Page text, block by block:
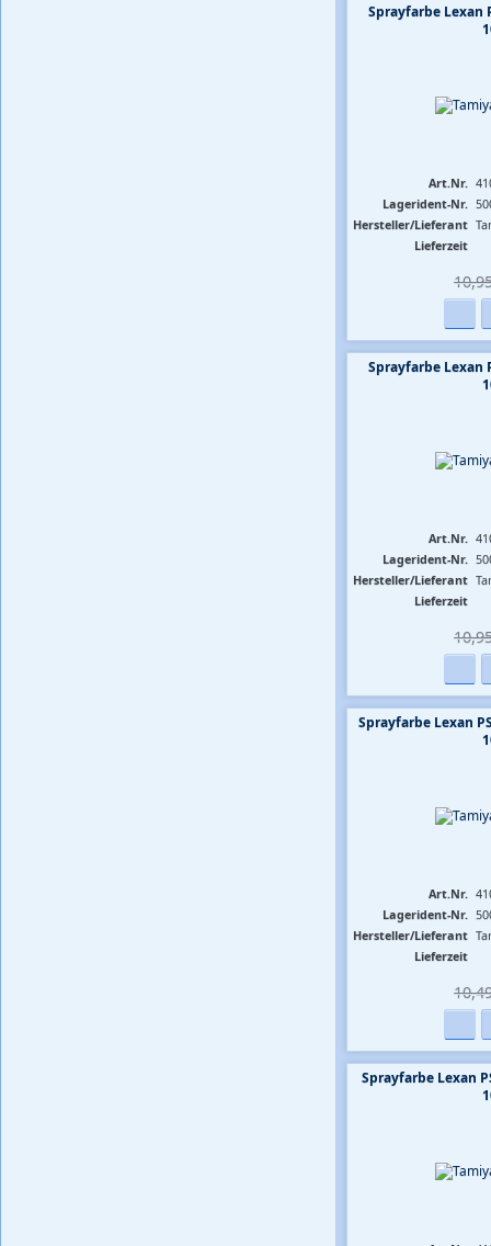
Sprayfarbe Lexan
Art.Nr.
Lagerident-Nr.
Hersteller/Lieferant
Lieferzeit
10,95
Sprayfarbe Lexan
Art.Nr.
Lagerident-Nr.
Hersteller/Lieferant
Lieferzeit
10,95
Sprayfarbe Lexan
Art.Nr.
Lagerident-Nr.
Hersteller/Lieferant
Lieferzeit
10,49
Sprayfarbe Lexan